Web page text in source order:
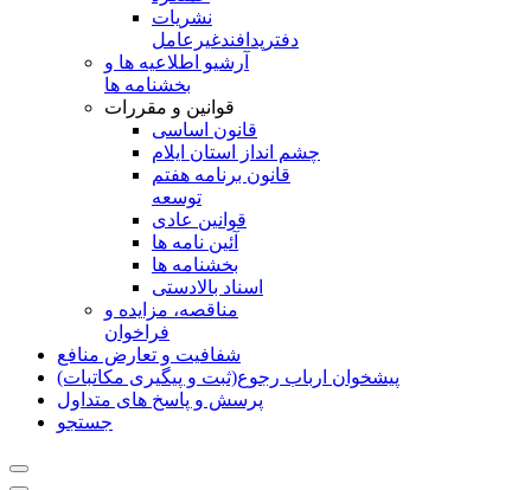
نشريات
دفترپدافندغيرعامل
آرشیو اطلاعیه ها و
بخشنامه ها
قوانین و مقررات
قانون اساسی
چشم انداز استان ایلام
قانون برنامه هفتم
توسعه
قوانین عادی
آئین نامه ها
بخشنامه ها
اسناد بالادستی
مناقصه، مزایده و
فراخوان
شفافیت و تعارض منافع
پیشخوان ارباب رجوع(ثبت و پیگیری مکاتبات)
پرسش و پاسخ های متداول
جستجو